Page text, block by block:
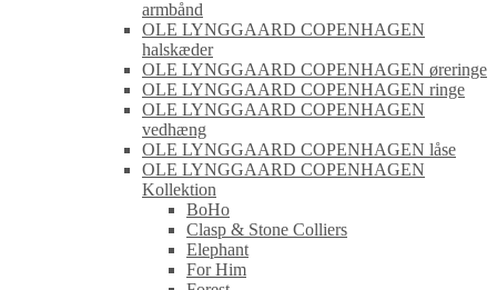
armbånd
OLE LYNGGAARD COPENHAGEN
halskæder
OLE LYNGGAARD COPENHAGEN øreringe
OLE LYNGGAARD COPENHAGEN ringe
OLE LYNGGAARD COPENHAGEN
vedhæng
OLE LYNGGAARD COPENHAGEN låse
OLE LYNGGAARD COPENHAGEN
Kollektion
BoHo
Clasp & Stone Colliers
Elephant
For Him